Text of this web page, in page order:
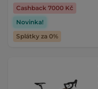
Cashback 7000 Kč
Novinka!
Splátky za 0%